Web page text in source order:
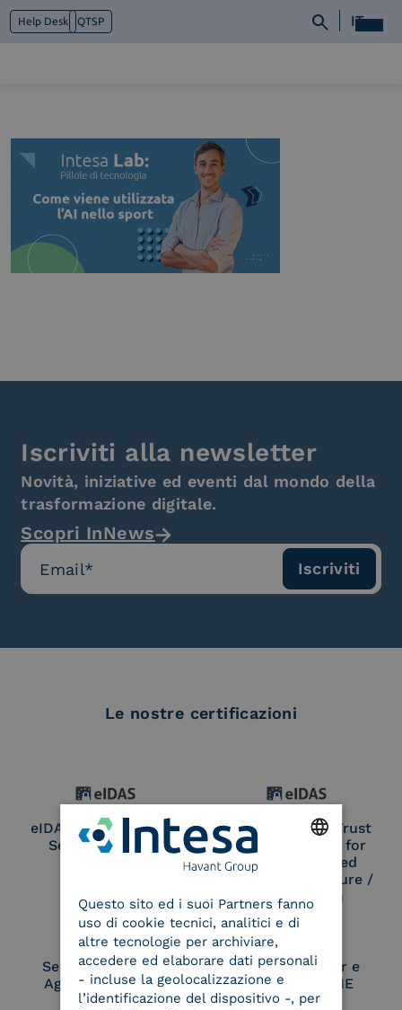
Help Desk QTSP IT
Cosa facciamo
Piattaforme
Industry
Contattaci
Iscriviti alla newsletter
Novità, iniziative ed eventi dal mondo della
trasformazione digitale.
Scopri InNews
Le nostre certificazioni
eIDAS Qualified Trust
Service Provider
eIDAS Qualified Trust
Service Provider for
Remote Qualified
Electronic Signature /
Seal Creation
Service Provider e
Aggregatore SPID
Service Provider e
Aggregatore CIE
ITALIAN
Questo sito ed i suoi Partners fanno
uso di cookie tecnici, analitici e di
altre tecnologie per archiviare,
accedere ed elaborare dati personali
- incluse la geolocalizzazione e
l’identificazione del dispositivo -, per